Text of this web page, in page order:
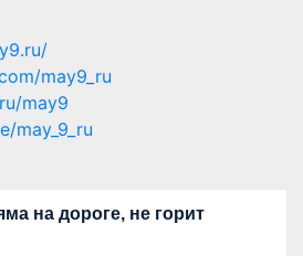
may9_ru
may9
may_9_ru
на дороге, не горит